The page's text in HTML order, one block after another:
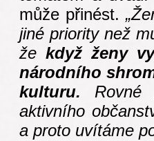
může přinést.
jiné priority než
že když ženy
národního
kulturu. Rovné
aktivního
a proto uvítáme